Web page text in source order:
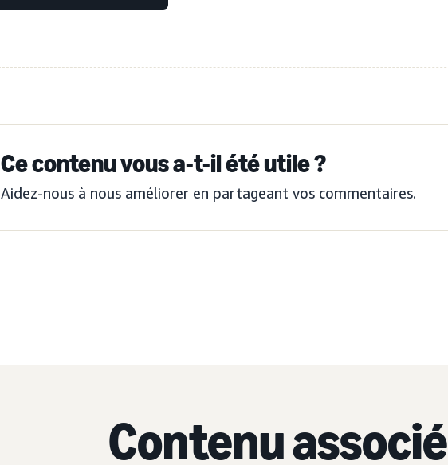
Ce contenu vous a-t-il été utile ?
Aidez-nous à nous améliorer en partageant vos commentaires.
Contenu associé